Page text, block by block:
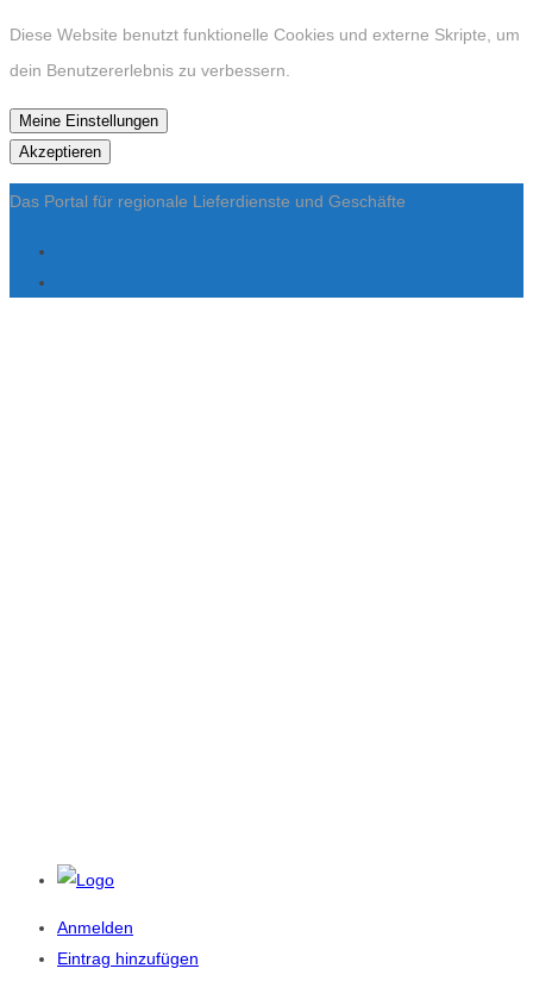
Diese Website benutzt funktionelle Cookies und externe Skripte, um
dein Benutzererlebnis zu verbessern.
Meine Einstellungen
Akzeptieren
Das Portal für regionale Lieferdienste und Geschäfte
Anmelden
Eintrag hinzufügen